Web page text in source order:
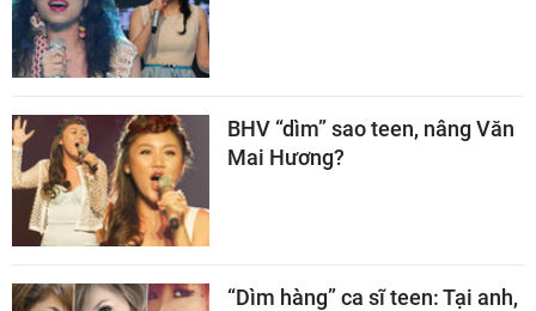
BHV “dìm” sao teen, nâng Văn
Mai Hương?
“Dìm hàng” ca sĩ teen: Tại anh,